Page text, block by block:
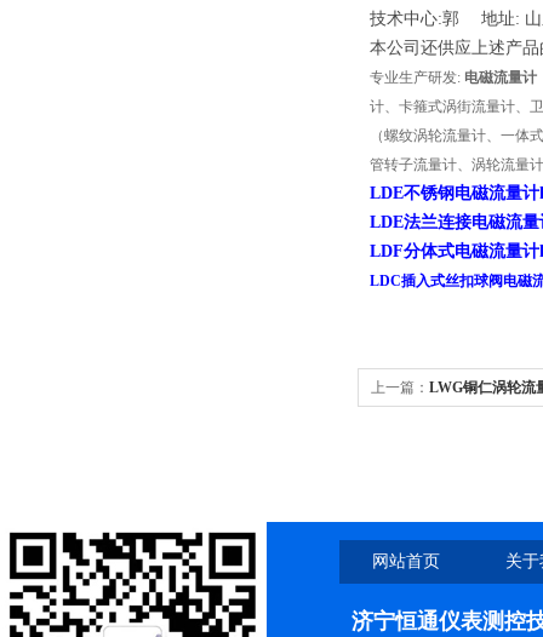
技术中心:郭 地址:
本公司还供应上述产
专业生产研发: 电磁流量计
计、卡箍式涡街流量计、
（螺纹涡轮流量计、一体
管转子流量计、涡轮流量
LDE不锈钢电磁流量
LDE法兰连接电磁流
LDF分体式电磁流量
LDC插入式丝扣球阀电磁
上一篇： LWG铜仁涡轮流
网站首页 关
济宁恒通仪表测控